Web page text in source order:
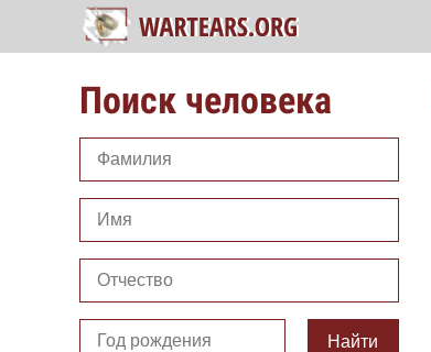
Поиск человека
Найти